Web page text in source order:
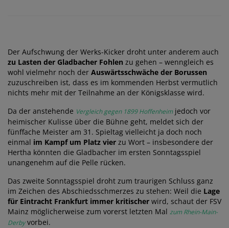
Der Aufschwung der Werks-Kicker droht unter anderem auch
zu Lasten der Gladbacher Fohlen zu gehen – wenngleich es
wohl vielmehr noch der Auswärtsschwäche der Borussen
zuzuschreiben ist, dass es im kommenden Herbst vermutlich
nichts mehr mit der Teilnahme an der Königsklasse wird.
Da der anstehende Vergleich gegen 1899 Hoffenheimjedoch vor
heimischer Kulisse über die Bühne geht, meldet sich der
fünffache Meister am 31. Spieltag vielleicht ja doch noch
einmal im Kampf um Platz vier zu Wort – insbesondere der
Hertha könnten die Gladbacher im ersten Sonntagsspiel
unangenehm auf die Pelle rücken.
Das zweite Sonntagsspiel droht zum traurigen Schluss ganz
im Zeichen des Abschiedsschmerzes zu stehen: Weil die Lage
für Eintracht Frankfurt immer kritischer wird, schaut der FSV
Mainz möglicherweise zum vorerst letzten Mal zum Rhein-Main-
Derbyvorbei.